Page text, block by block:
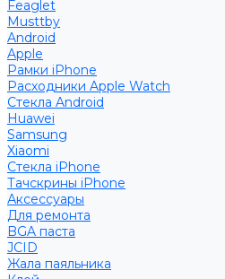
Feaglet
Musttby
Android
Apple
Рамки iPhone
Расходники Apple Watch
Стекла Android
Huawei
Samsung
Xiaomi
Стекла iPhone
Тачскрины iPhone
Аксессуары
Для ремонта
BGA паста
JCID
Жала паяльника